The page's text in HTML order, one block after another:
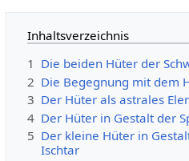
Inhaltsverzeichnis
1 Die beiden Hüter der
2 Die Begegnung mit dem
3 Der Hüter als astrales
4 Der Hüter in Gestalt der
5 Der kleine Hüter in
Ischtar